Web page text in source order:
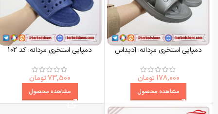
دمپایی استخری مردانه: آدیداس
178,000 تومان
مشاهده محصول
دمپایی استخری مردانه: کد 102
73,500تومان
مشاهده محصول